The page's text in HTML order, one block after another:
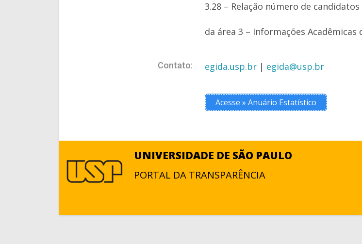
3.28 – Relação número de candidatos
da área 3 – Informações
Contato: egida.usp.br | egida@usp.br
Acesse » Anuário Estatístico
UNIVERSIDADE DE SÃO PAULO
PORTAL DA TRANSPARÊNCIA